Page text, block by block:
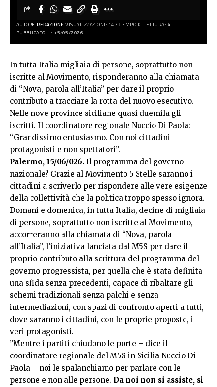
AUTORE:REDAZIONE VISUALIZZAZIONI: 147 TEMPO DI LETTURA: 4
PUBBLICATO IL: 15/05/2026
In tutta Italia migliaia di persone, soprattutto non
iscritte al Movimento, risponderanno alla chiamata
di “Nova, parola all’Italia” per dare il proprio
contributo a tracciare la rotta del nuovo esecutivo.
Nelle nove province siciliane quasi duemila gli
iscritti. Il coordinatore regionale Nuccio Di Paola:
“Grandissimo entusiasmo. Con noi cittadini
protagonisti e non spettatori”.
Palermo, 15/06/026. Il programma del governo
nazionale? Grazie al Movimento 5 Stelle saranno i
cittadini a scriverlo per rispondere alle vere esigenze
della collettività che la politica troppo spesso ignora.
Domani e domenica, in tutta Italia, decine di migliaia
di persone, soprattutto non iscritte al Movimento,
accorreranno alla chiamata di “Nova, parola
all’Italia”, l’iniziativa lanciata dal M5S per dare il
proprio contributo alla scrittura del programma del
governo progressista, per quella che è stata definita
una sfida senza precedenti, capace di ribaltare gli
schemi tradizionali senza palchi e senza
intermediazioni, con spazi di confronto aperti a tutti,
dove saranno i cittadini, con le proprie proposte, i
veri protagonisti.
”Mentre i partiti chiudono le porte – dice il
coordinatore regionale del M5S in Sicilia Nuccio Di
Paola – noi le spalanchiamo per parlare con le
persone e non alle persone. Da noi non si assiste, si